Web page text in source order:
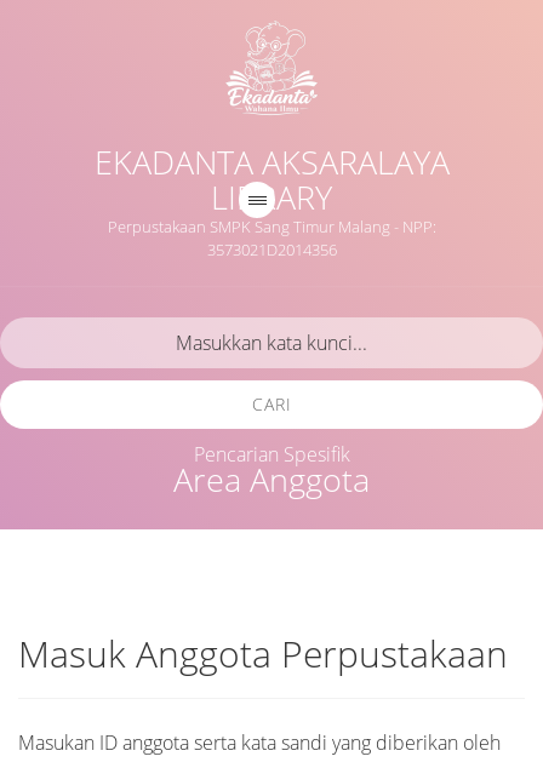
EKADANTA AKSARALAYA
LIBRARY
Perpustakaan SMPK Sang Timur Malang - NPP:
3573021D2014356
Area Anggota
CARI
Pencarian Spesifik
Masuk Anggota Perpustakaan
Masukan ID anggota serta kata sandi yang diberikan oleh